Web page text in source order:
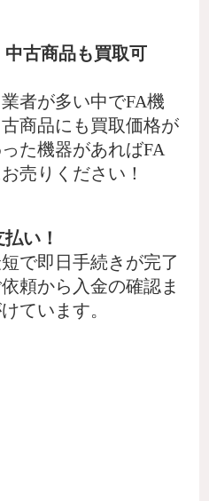
古商品も買取可
者が多い中でFA機
商品にも買取価格が
た機器があればFA
売りください！
い！
で即日手続きが完了
頼から入金の確認ま
ています。